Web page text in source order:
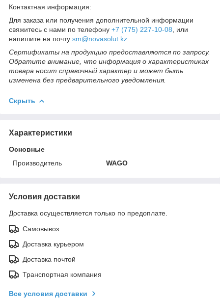
Контактная информация:
Для заказа или получения дополнительной информации
свяжитесь с нами по телефону +7 (775) 227-10-08 , или
напишите на почту sm@novasolut.kz
Сертификаты на продукцию предоставляются по запросу.
Обратите внимание, что информация о характеристиках
товара носит справочный характер и может быть
изменена без предварительного уведомления.
Скрыть
Характеристики
Основные
Производитель
WAGO
Условия доставки
Доставка осуществляется только по предоплате.
Самовывоз
Доставка курьером
Доставка почтой
Транспортная компания
Все условия доставки